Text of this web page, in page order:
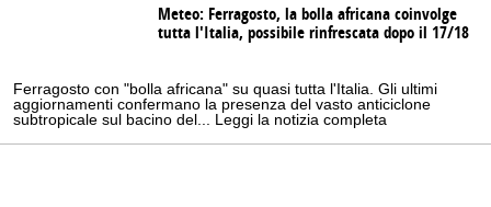
Meteo: Ferragosto, la bolla africana coinvolge
tutta l'Italia, possibile rinfrescata dopo il 17/18
Ferragosto con "bolla africana" su quasi tutta l'Italia. Gli ultimi
aggiornamenti confermano la presenza del vasto anticiclone
subtropicale sul bacino del... Leggi la notizia completa